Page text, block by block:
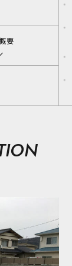
要